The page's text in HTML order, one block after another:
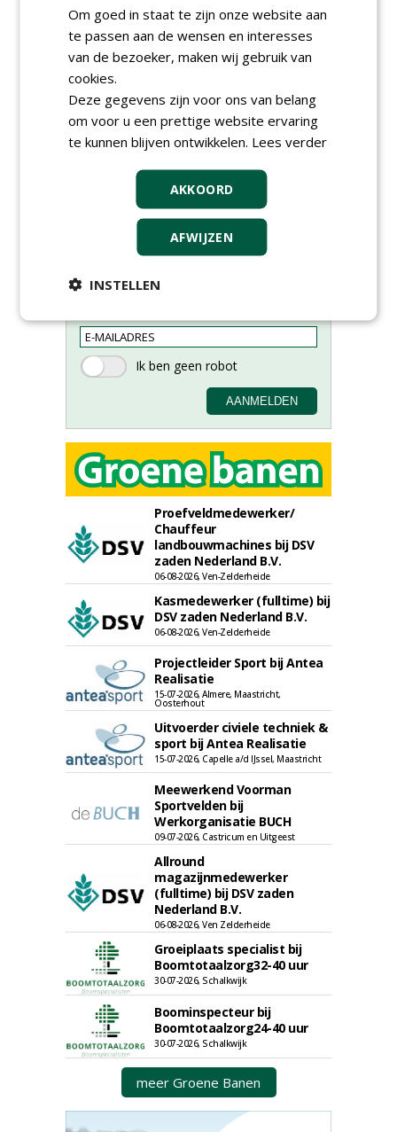
Meld je aan voor onze digitale
nieuwsbrief.
Proefveldmedewerker/
Chauffeur
landbouwmachines bij DSV
zaden Nederland B.V.
06-08-2026, Ven-Zelderheide
Kasmedewerker (fulltime) bij
DSV zaden Nederland B.V.
06-08-2026, Ven-Zelderheide
Projectleider Sport bij Antea
Realisatie
15-07-2026, Almere, Maastricht,
Oosterhout
Uitvoerder civiele techniek &
sport bij Antea Realisatie
15-07-2026, Capelle a/d IJssel, Maastricht
Meewerkend Voorman
Sportvelden bij
Werkorganisatie BUCH
09-07-2026, Castricum en Uitgeest
Allround
magazijnmedewerker
(fulltime) bij DSV zaden
Nederland B.V.
06-08-2026, Ven Zelderheide
Groeiplaats specialist bij
Boomtotaalzorg32-40 uur
30-07-2026, Schalkwijk
Boominspecteur bij
Boomtotaalzorg24-40 uur
30-07-2026, Schalkwijk
meer Groene Banen
Om goed in staat te zijn onze website aan
te passen aan de wensen en interesses
van de bezoeker, maken wij gebruik van
cookies.
Deze gegevens zijn voor ons van belang
om voor u een prettige website ervaring
te kunnen blijven ontwikkelen. Lees verder
AKKOORD
AFWIJZEN
INSTELLEN